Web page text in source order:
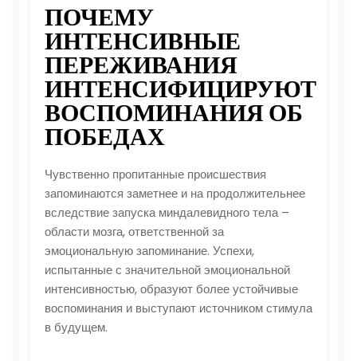
ПОЧЕМУ
ИНТЕНСИВНЫЕ
ПЕРЕЖИВАНИЯ
ИНТЕНСИФИЦИРУЮТ
ВОСПОМИНАНИЯ ОБ
ПОБЕДАХ
Чувственно пропитанные происшествия
запоминаются заметнее и на продолжительнее
вследствие запуска миндалевидного тела –
области мозга, ответственной за
эмоциональную запоминание. Успехи,
испытанные с значительной эмоциональной
интенсивностью, образуют более устойчивые
воспоминания и выступают источником стимула
в будущем.